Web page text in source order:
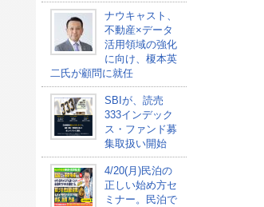
ナウキャスト、
不動産×データ
活用領域の強化
に向け、榎本英
二氏が顧問に就任
SBIが、読売
333インデック
ス・ファンド募
集取扱い開始
4/20(月)民泊の
正しい始め方セ
ミナー。民泊で